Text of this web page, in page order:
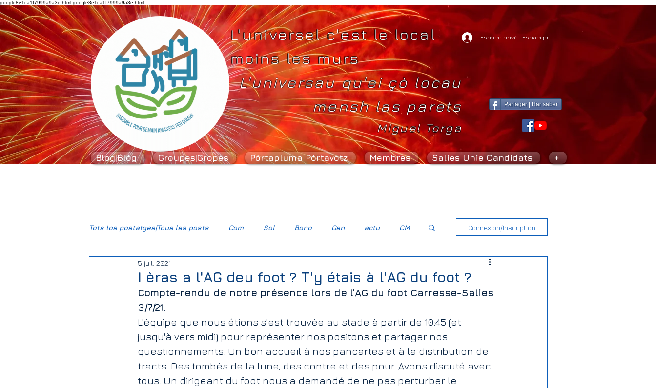
google8e1ca1f7999a9a3e.html google8e1ca1f7999a9a3e.html
L'universel c'est le local
moins les murs
L'universau qu'ei çò locau
mensh las parets
Miguel Torga
Espace privé | Espaci privat
Partager | Har saber
Blog|Blòg Groupes|Gropes Pòrtapluma Pòrtavotz Membres Salies Unie Candidats +
Tots los postatges|Tous les posts Com Sol Bono Gen actu CM
HumUm
Daniel-DPL
Justice sociale Association Foncière de Remembremen
Association Foncière de Remembremen Elections législatives 2022
Connexion/Inscription
I èras a l'AG deu foot ? T'y étais à l'AG du foot ?
5 juil. 2021
Compte-rendu de notre présence lors de l’AG du foot Carresse-Salies
3/7/21.
L'équipe que nous étions s'est trouvée au stade à partir de 10:45 (et
jusqu'à vers midi) pour représenter nos positons et partager nos
questionnements. Un bon accueil à nos pancartes et à la distribution de
tracts. Des tombés de la lune, des contre et des pour. Avons discuté avec
tous. Un dirigeant du foot nous a demandé de ne pas perturber le